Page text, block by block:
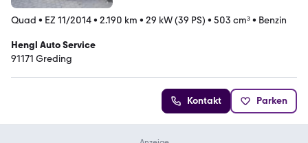
Quad • EZ 11/2014• 2.190 km • 29 kW (39 PS) • 503 cm³• Benzin
Hengl Auto Service
91171 Greding
Kontakt Parken